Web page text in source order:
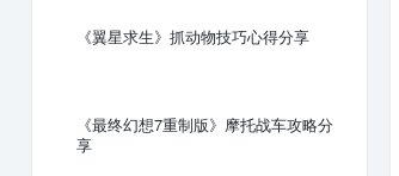
《翼星求生》抓动物技巧心得分享
《最终幻想7重制版》摩托战车攻略分
享